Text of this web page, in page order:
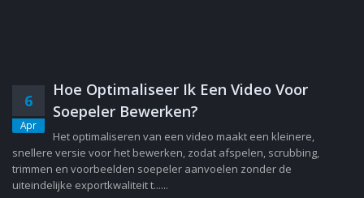
6
Apr
Hoe Optimaliseer Ik Een Video Voor
Soepeler Bewerken?
Het optimaliseren van een video maakt een kleinere,
snellere versie voor het bewerken, zodat afspelen, scrubbing,
trimmen en voorbeelden soepeler aanvoelen zonder de
uiteindelijke exportkwaliteit t......